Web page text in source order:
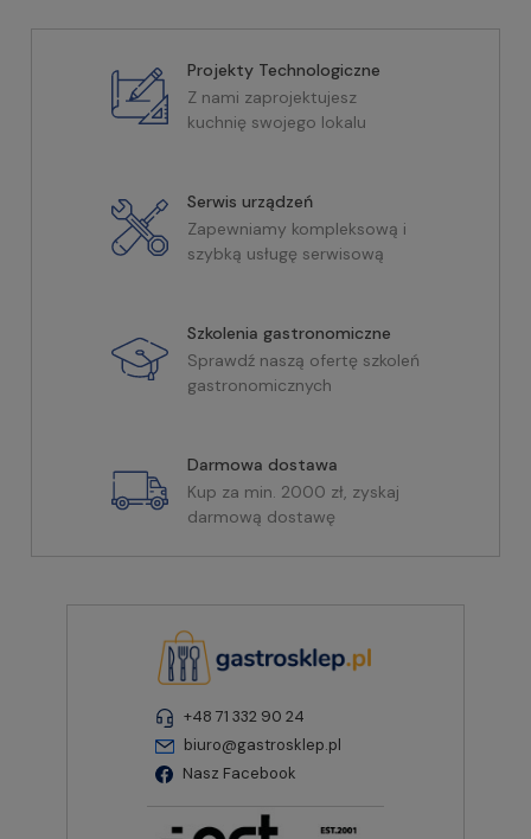
Projekty Technologiczne
Z nami zaprojektujesz
kuchnię swojego lokalu
Serwis urządzeń
Zapewniamy kompleksową i
szybką usługę serwisową
Szkolenia gastronomiczne
Sprawdź naszą ofertę szkoleń
gastronomicznych
Darmowa dostawa
Kup za min. 2000 zł, zyskaj
darmową dostawę
+48 71 332 90 24
biuro@gastrosklep.pl
Nasz Facebook